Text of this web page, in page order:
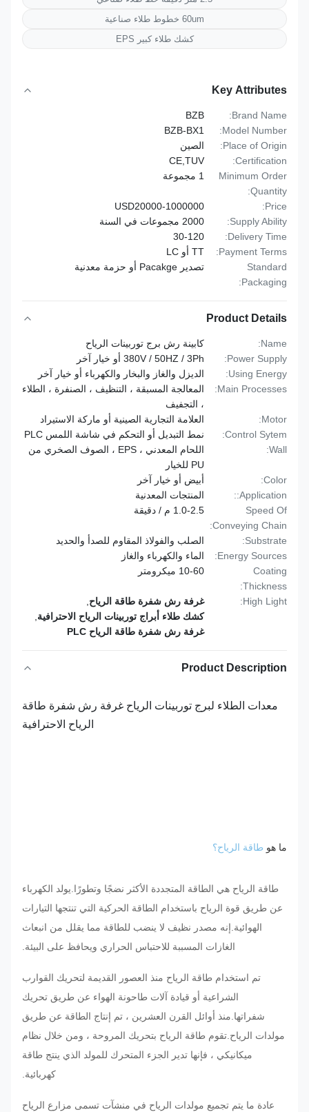
كشك طلاء كبير EPS
Key Attributes
Brand Name:
Model Number:
BZB-BX1
Place of Origin:
الصين
Certification:
CE,TUV
Minimum Order
Quantity:
1 مجموعة
USD20000-1000000
Supply Ability:
Delivery Time:
30-120
Payment Terms:
TT أو LC
Standard
Packaging:
تصدير Pacakge أو حزمة معدنية
Product Details
Name:
كابينة رش برج توربينات الرياح
Power Supply:
380V / 50HZ / 3Ph أو خيار آخر
Using Energy:
الديزل والغاز والبخار والكهرباء أو خيار آخر
Main Processes:
المعالجة المسبقة ، التنظيف ، الصنفرة ، الطلاء
، التجفيف
Motor:
العلامة التجارية الصينية أو ماركة الاستيراد
Control Sytem:
نمط التبديل أو التحكم في شاشة اللمس PLC
اللحام المعدني ، EPS ، الصوف الصخري من
Color:
أبيض أو خيار آخر
Application::
المنتجات المعدنية
Speed Of
Conveying Chain:
1.0-2.5 م / دقيقة
Substrate:
الصلب والفولاذ المقاوم للصدأ والحديد
Energy Sources:
الماء والكهرباء والغاز
Coating
Thickness:
10-60 ميكرومتر
High Light: غرفة رش شفرة طاقة الرياح ,
كشك طلاء أبراج توربينات الرياح الاحترافية,
غرفة رش شفرة طاقة الرياح PLC
Product Description
معدات الطلاء لبرج توربينات الرياح غرفة رش شفرة طاقة
الرياح الاحترافية
ما هوطاقة الرياح؟
طاقة الرياح هي الطاقة المتجددة الأكثر نضجًا وتطورًا.يولد الكهرباء
عن طريق قوة الرياح باستخدام الطاقة الحركية التي تنتجها التيارات
الهوائية.إنه مصدر نظيف لا ينضب للطاقة مما يقلل من انبعاث
الغازات المسببة للاحتباس الحراري ويحافظ على البيئة.
تم استخدام طاقة الرياح منذ العصور القديمة لتحريك القوارب
الشراعية أو قيادة آلات طاحونة الهواء عن طريق تحريك
شفراتها.منذ أوائل القرن العشرين ، تم إنتاج الطاقة عن طريق
مولدات الرياح.تقوم طاقة الرياح بتحريك المروحة ، ومن خلال نظام
ميكانيكي ، فإنها تدير الجزء المتحرك للمولد الذي ينتج طاقة
كهربائية.
عادة ما يتم تجميع مولدات الرياح في منشآت تسمى مزارع الرياح